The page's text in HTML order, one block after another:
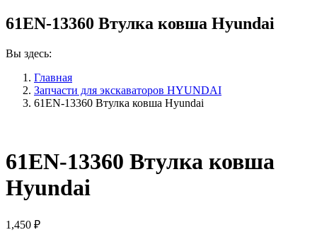
61EN-13360 Втулка ковша Hyundai
Вы здесь:
Главная
Запчасти для экскаваторов HYUNDAI
61EN-13360 Втулка ковша Hyundai
61EN-13360 Втулка ковша
Hyundai
1,450 ₽